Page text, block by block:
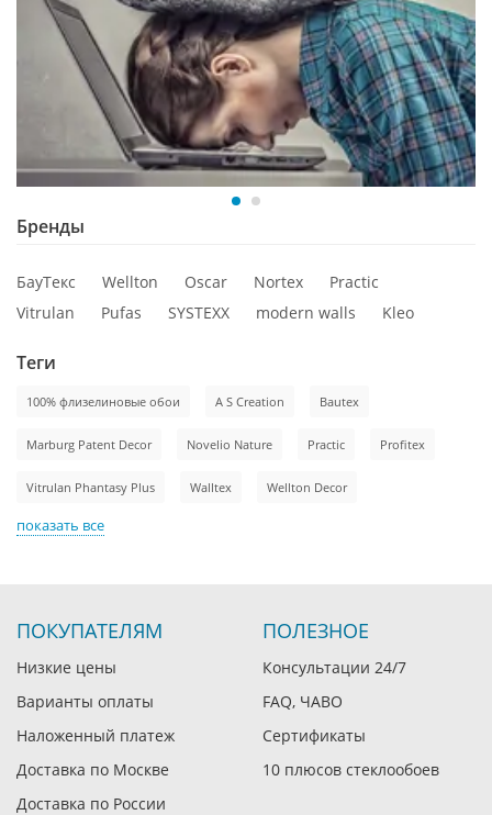
Бренды
БауТекс Wellton Oscar Nortex
Practic
Vitrulan
Pufas SYSTEXX modern walls Kleo
Теги
100% флизелиновые обои A S Creation Bautex
Marburg Patent Decor Novelio Nature Practic Profitex
Vitrulan Phantasy Plus Walltex Wellton Decor
показать все
ПОКУПАТЕЛЯМ
Низкие цены
Варианты оплаты
Наложенный платеж
Доставка по Москве
Доставка по России
ПОЛЕЗНОЕ
Консультации 24/7
FAQ, ЧАВО
Сертификаты
10 плюсов стеклообоев